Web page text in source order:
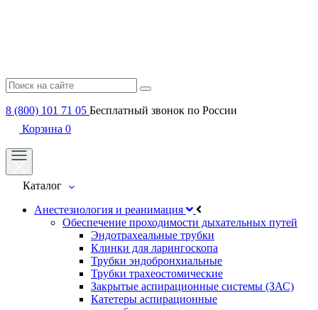
8 (800) 101 71 05 Бесплатный звонок по России
Корзина 0
Каталог
Анестезиология и реанимация
Обеспечение проходимости дыхательных путей
Эндотрахеальные трубки
Клинки для ларингоскопа
Трубки эндобронхиальные
Трубки трахеостомические
Закрытые аспирационные системы (ЗАС)
Катетеры аспирационные